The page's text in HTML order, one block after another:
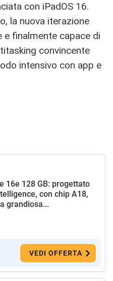
con iPadOS 16.
la nuova iterazione
e finalmente capace di
convincente
intensivo con app e
16e 128 GB: progettato
con chip A18,
grandiosa...
VEDI OFFERTA